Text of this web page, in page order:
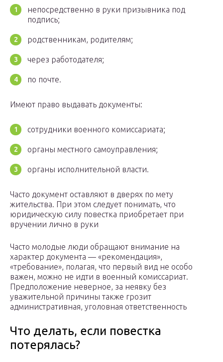
непосредственно в руки призывника под
подпись;
родственникам, родителям;
через работодателя;
по почте.
Имеют право выдавать документы:
сотрудники военного комиссариата;
органы местного самоуправления;
органы исполнительной власти.
Часто документ оставляют в дверях по мету
жительства. При этом следует понимать, что
юридическую силу повестка приобретает при
вручении лично в руки
Часто молодые люди обращают внимание на
характер документа — «рекомендация»,
«требование», полагая, что первый вид не особо
важен, можно не идти в военный комиссариат.
Предположение неверное, за неявку без
уважительной причины также грозит
административная, уголовная ответственность
Что делать, если повестка
потерялась?